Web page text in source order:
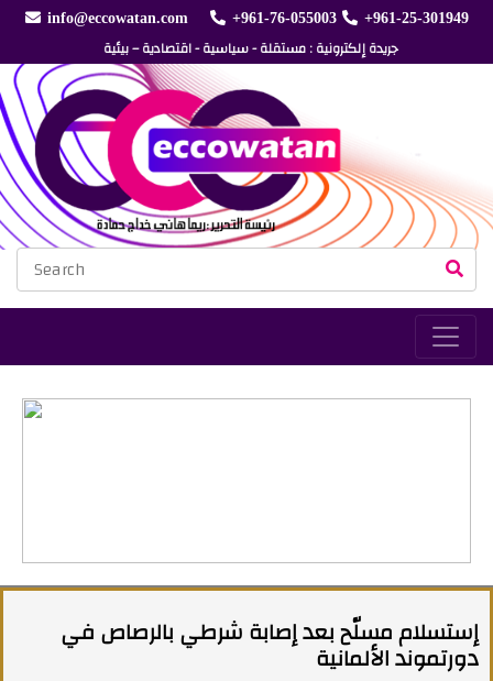
info@eccowatan.com +961-76-055003 +961-25-301949
جريدة إلكترونية : مستقلة - سياسية - اقتصادية – بيئية
إستسلام مسلّح بعد إصابة شرطي بالرصاص في
دورتموند الألمانية